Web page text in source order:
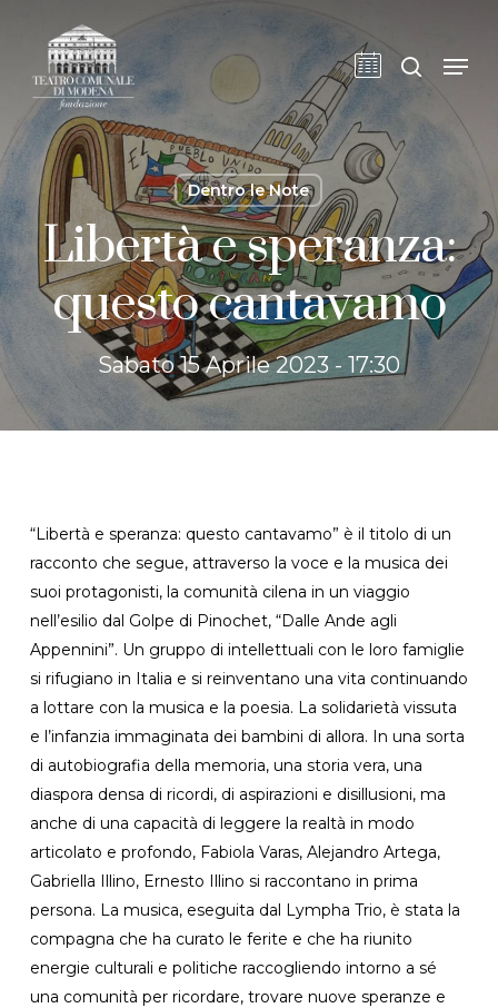
main
content
Dentro le Note
Libertà e speranza:
questo cantavamo
Sabato 15 Aprile 2023 - 17:30
“Libertà e speranza: questo cantavamo” è il titolo di un
racconto che segue, attraverso la voce e la musica dei
suoi protagonisti, la comunità cilena in un viaggio
nell’esilio dal Golpe di Pinochet, “Dalle Ande agli
Appennini”. Un gruppo di intellettuali con le loro famiglie
si rifugiano in Italia e si reinventano una vita continuando
a lottare con la musica e la poesia. La solidarietà vissuta
e l’infanzia immaginata dei bambini di allora. In una sorta
di autobiografia della memoria, una storia vera, una
diaspora densa di ricordi, di aspirazioni e disillusioni, ma
anche di una capacità di leggere la realtà in modo
articolato e profondo, Fabiola Varas, Alejandro Artega,
Gabriella Illino, Ernesto Illino si raccontano in prima
persona. La musica, eseguita dal Lympha Trio, è stata la
compagna che ha curato le ferite e che ha riunito
energie culturali e politiche raccogliendo intorno a sé
una comunità per ricordare, trovare nuove speranze e